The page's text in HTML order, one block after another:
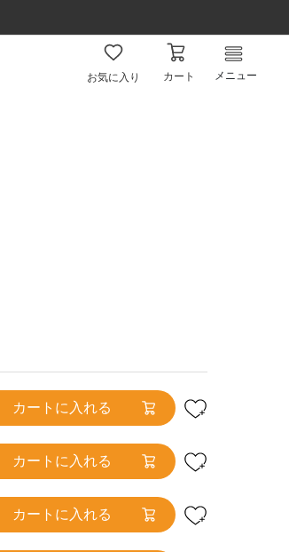
お気に入り カート メニュー
カートに入れる
カートに入れる
カートに入れる